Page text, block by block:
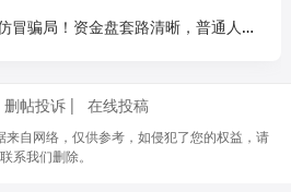
局！资金盘套路清晰，普通人别再上当！
删帖投诉 在线投稿
自网络，仅供参考，如侵犯了您的权益，请
联系我们删除。